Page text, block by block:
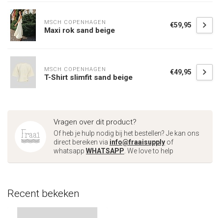
MSCH COPENHAGEN
Maxi rok sand beige
€59,95
MSCH COPENHAGEN
T-Shirt slimfit sand beige
€49,95
Vragen over dit product?
Of heb je hulp nodig bij het bestellen? Je kan ons
direct bereiken via info@fraaisupply of
whatsapp WHATSAPP . We love to help
Recent bekeken